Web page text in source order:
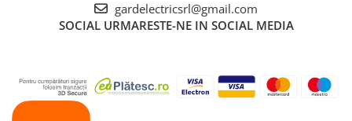
gardelectricsrl@gmail.com
SOCIAL URMARESTE-NE IN SOCIAL MEDIA